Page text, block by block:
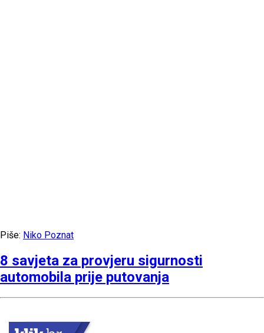
Piše: Niko Poznat
8 savjeta za provjeru sigurnosti
automobila prije putovanja